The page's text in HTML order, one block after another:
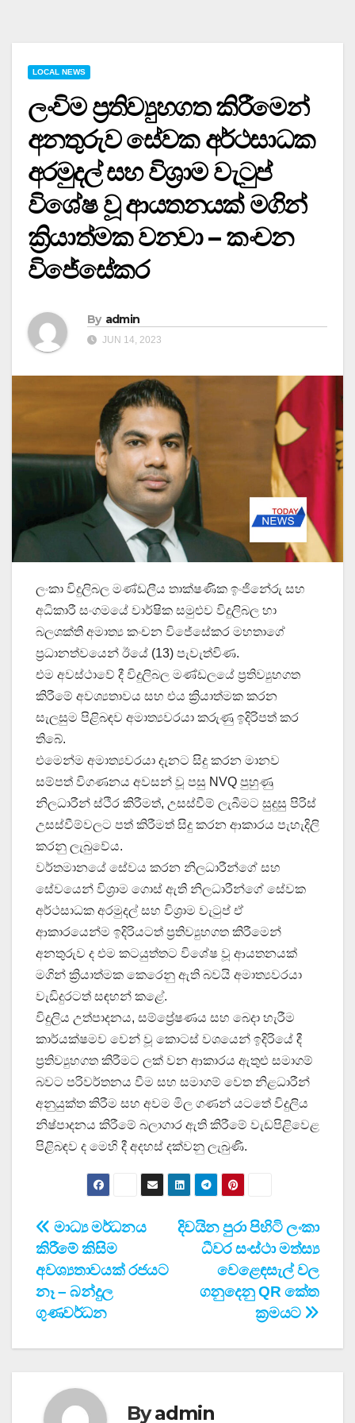
LOCAL NEWS
ලංවිම ප්‍රතිව්‍යුහගත කිරීමෙන්
අනතුරුව සේවක අර්ථසාධක
අරමුදල් සහ විශ්‍රාම වැටුප්
විශේෂ වූ ආයතනයක් මගින්
ක්‍රියාත්මක වනවා – කංචන
විජේසේකර
By admin
JUN 14, 2023
ලංකා විදුලිබල මණ්ඩලීය තාක්ෂණික ඉංජිනේරු සහ
අධිකාරී සංගමයේ වාර්ෂික සමුළුව විදුලිබල හා
බලශක්ති අමාත්‍ය කංචන විජේසේකර මහතාගේ
ප්‍රධානත්වයෙන් ඊයේ (13) පැවැත්විණ.
එම අවස්ථාවේ දී විදුලිබල මණ්ඩලයේ ප්‍රතිව්‍යුහගත
කිරීමේ අවශ්‍යතාවය සහ එය ක්‍රියාත්මක කරන
සැලසුම පිළිබඳව අමාත්‍යවරයා කරුණු ඉදිරිපත් කර
තිබේ.
එමෙන්ම අමාත්‍යවරයා දැනට සිදු කරන මානව
සම්පත් විගණනය අවසන් වූ පසු NVQ පුහුණු
නිලධාරීන් ස්ථිර කිරීමත්, උසස්වීම් ලැබීමට සුදුසු පිරිස්
උසස්වීම්වලට පත් කිරීමත් සිදු කරන ආකාරය පැහැදිලි
කරනු ලැබුවේය.
වර්තමානයේ සේවය කරන නිලධාරීන්ගේ සහ
සේවයෙන් විශ්‍රාම ගොස් ඇති නිලධාරීන්ගේ සේවක
අර්ථසාධක අරමුදල් සහ විශ්‍රාම වැටුප් ඒ
ආකාරයෙන්ම ඉදිරියටත් ප්‍රතිව්‍යුහගත කිරීමෙන්
අනතුරුව ද එම කටයුත්තට විශේෂ වූ ආයතනයක්
මගින් ක්‍රියාත්මක කෙරෙනු ඇති බවයි අමාත්‍යවරයා
වැඩිදුරටත් සඳහන් කළේ.
විදුලිය උත්පාදනය, සම්ප්‍රේෂණය සහ බෙදා හැරීම
කාර්යක්ෂමව වෙන් වූ කොටස් වශයෙන් ඉදිරියේ දී
ප්‍රතිව්‍යුහගත කිරීමට ලක් වන ආකාරය ඇතුළු සමාගම්
බවට පරිවර්තනය වීම සහ සමාගම් වෙත නිළධාරීන්
අනුයුක්ත කිරීම සහ අවම මිල ගණන් යටතේ විදුලිය
නිෂ්පාදනය කිරීමේ බලාගාර ඇති කිරීමේ වැඩපිළිවෙළ
පිළිබඳව ද මෙහි දී අදහස් දක්වනු ලැබුණි.
Post
navigation
දිවයින පුරා පිහිටි ලංකා
ධීවර සංස්ථා මත්ස්‍ය
වෙළෙඳසැල් වල
ගනුදෙනු QR කේත
ක්‍රමයට
මාධ්‍ය මර්ධනය
කිරීමේ කිසිම
අවශ්‍යතාවයක් රජයට
නෑ – බන්දුල
ගුණවර්ධන
Byadmin